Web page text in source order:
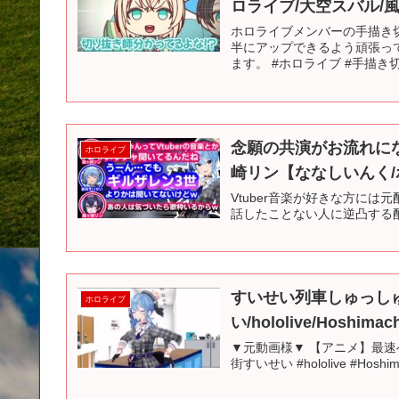
ロライブ/大空スバル/
ホロライブメンバーの手描
半にアップできるよう頑張
ます。 #ホロライブ #手描き
ホロライブ
念願の共演がお流れに
崎リン【ななしいんく
Vtuber音楽が好きな方には
話したことない人に逆凸す
ホロライブ
すいせい列車しゅっ
い/hololive/
▼元動画様▼ 【アニメ】最速
街すいせい #hololive